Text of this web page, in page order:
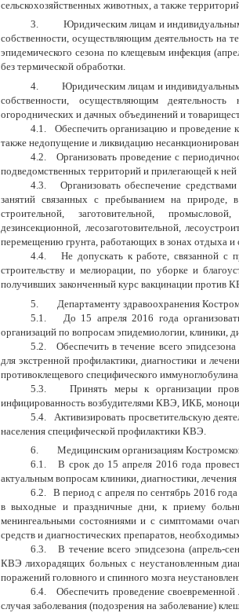
сельскохозяйственных животных, а также
3.
Юридическим лицам и
собственности, осуществляющим деятельность на
эпидемического сезона по клещевым инфекция
без термической обработки.
4.
Юридическим лицам и
собственности, осуществляющим
огороднических и дачных объединений и
4.1.
Обеспечить организацию и проведение
также недопущение и ликвидацию
4.2.
Организовать проведение с
подведомственных территорий и прилегающей к
4.3.
Организовать обеспечение
занятий связанных с пребыванием на природе,
строительной, заготовительной,
дезинсекционной, лесозаготовительной,
перемещению грунта, работающих в зонах отдыха и
4.4.
Не допускать к работе, связанной с
строительству и мелиорации, по уборке и
получивших законченный курс вакцинации против
5.
Департаменту здравоохранения
5.1.
До 15 апреля 2016 года
организаций по вопросам эпидемиологии, клиники,
5.2.
Обеспечить в течение всего
для экстренной профилактики, диагностики и
противоклещевого специфического
5.3.
Принять меры к организации
инфицированность возбудителями КВЭ, ИКБ,
5.4.
Активизировать просветительскую
населения специфической профилактики КВЭ.
6.
Медицинским организациям
6.1.
В срок до 15 апреля 2016 года
актуальным вопросам клиники, диагностики,
6.2.
В период с апреля по сентябрь 2016
в выходные и праздничные дни, к приему
менингеальными состояниями и с симптомами
средств и диагностических препаратов,
6.3.
В течение всего эпидсезона (апрель-
КВЭ лихорадящих больных с неустановленным
поражений головного и спинного мозга
6.4.
Обеспечить проведение
случая заболевания (подозрения на заболевание)